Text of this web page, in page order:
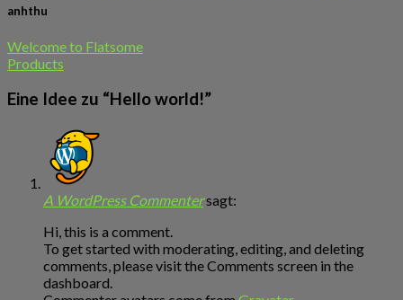
anhthu
Welcome to Flatsome
Products
Eine Idee zu “Hello world!”
A WordPress Commentersagt:
Hi, this is a comment.
To get started with moderating, editing, and deleting
comments, please visit the Comments screen in the
dashboard.